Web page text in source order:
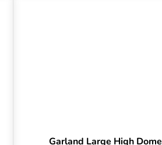
Garland Large High Dome